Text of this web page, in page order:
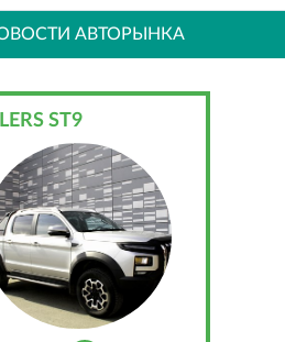
АВТОРЫНКА
ST9